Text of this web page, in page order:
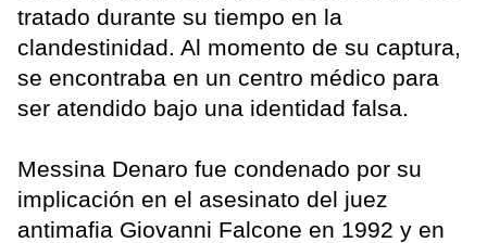
tratado durante su tiempo en la
clandestinidad. Al momento de su captura,
se encontraba en un centro médico para
ser atendido bajo una identidad falsa.
Messina Denaro fue condenado por su
implicación en el asesinato del juez
antimafia Giovanni Falcone en 1992 y en